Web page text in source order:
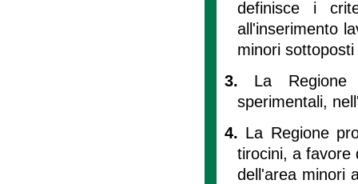
definisce i
all'inserimento
minori
3. La Regione
sperimentali,
4. La Regione
tirocini, a favore
dell'area minori